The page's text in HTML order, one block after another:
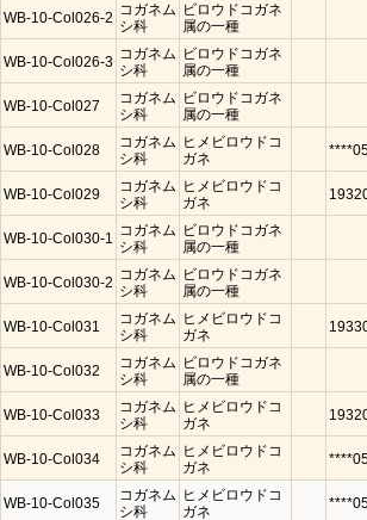
WB-10-Col026-2 コガネム
シ科
ビロウドコガネ
属の一種
WB-10-Col026-3 コガネム
シ科
ビロウドコガネ
属の一種
WB-10-Col027
コガネム
シ科
ビロウドコガネ
属の一種
WB-10-Col028
コガネム
シ科
ヒメビロウドコ
ガネ
WB-10-Col029
コガネム
シ科
ヒメビロウドコ
ガネ
WB-10-Col030-1 コガネム
シ科
ビロウドコガネ
属の一種
WB-10-Col030-2 コガネム
シ科
ビロウドコガネ
属の一種
WB-10-Col031
コガネム
シ科
ヒメビロウドコ
ガネ
WB-10-Col032
コガネム
シ科
ビロウドコガネ
属の一種
WB-10-Col033
コガネム
シ科
ヒメビロウドコ
ガネ
WB-10-Col034
コガネム
シ科
ヒメビロウドコ
ガネ
WB-10-Col035
コガネム
シ科
ヒメビロウドコ
ガネ